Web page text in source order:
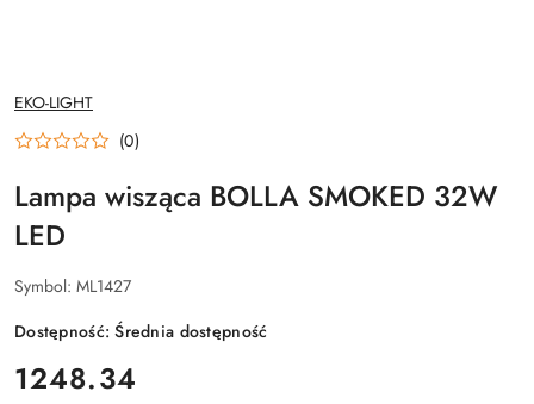
NAZWA
PRODUCENTA:
EKO-LIGHT
(0)
Lampa wisząca BOLLA SMOKED 32W
LED
Symbol: ML1427
Dostępność:Średnia dostępność
cena:
1248.34